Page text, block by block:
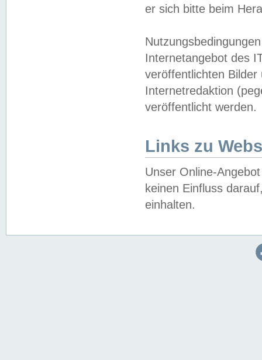
er sich bitte beim
Internetangebot des
veröffentlichten
Internetredaktion
veröffentlicht werden.
Links zu
Unser Online-
keinen Einfluss
einhalten.